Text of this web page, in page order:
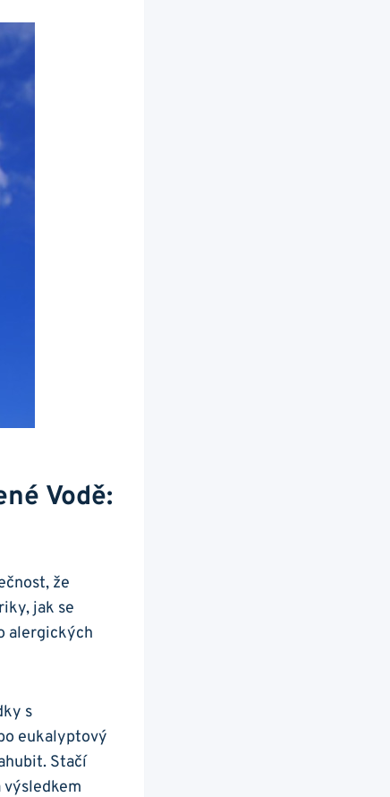
Vodě:
že
jak ⁢se
alergických⁢
s
eukalyptový
Stačí⁣